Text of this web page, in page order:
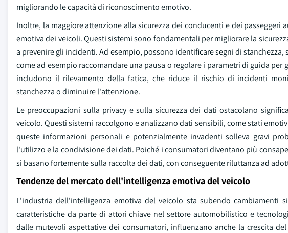
migliorando le capacità di riconoscimento emotivo.
Inoltre, la maggiore attenzione alla sicurezza dei conducenti e dei
emotiva dei veicoli. Questi sistemi sono fondamentali per migliorare la
a prevenire gli incidenti. Ad esempio, possono identificare segni di
come ad esempio raccomandare una pausa o regolare i parametri di guida
includono il rilevamento della fatica, che riduce il rischio di incidenti
stanchezza o diminuire l'attenzione.
Le preoccupazioni sulla privacy e sulla sicurezza dei dati ostacolano
veicolo. Questi sistemi raccolgono e analizzano dati sensibili, come stati
queste informazioni personali e potenzialmente invadenti solleva gravi
l'utilizzo e la condivisione dei dati. Poiché i consumatori diventano più
si basano fortemente sulla raccolta dei dati, con conseguente riluttanza ad
Tendenze del mercato dell'intelligenza emotiva del veicolo
L'industria dell'intelligenza emotiva del veicolo sta subendo cambiamenti
caratteristiche da parte di attori chiave nel settore automobilistico e
dalle mutevoli aspettative dei consumatori, influenzano anche la crescita